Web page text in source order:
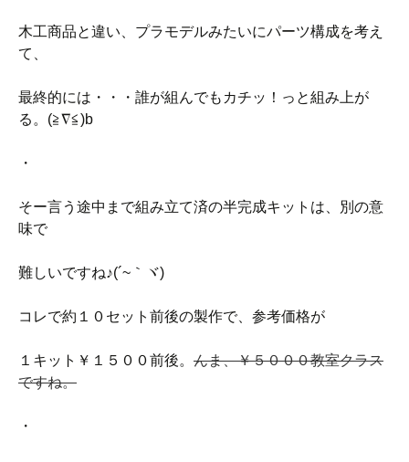
木工商品と違い、プラモデルみたいにパーツ構成を考え
て、
最終的には・・・誰が組んでもカチッ！っと組み上が
る。(≧∇≦)b
・
そー言う途中まで組み立て済の半完成キットは、別の意
味で
難しいですね♪(´~｀ヾ)
コレで約１０セット前後の製作で、参考価格が
１キット￥１５００前後。 んま、￥５０００教室クラス
ですね。
・